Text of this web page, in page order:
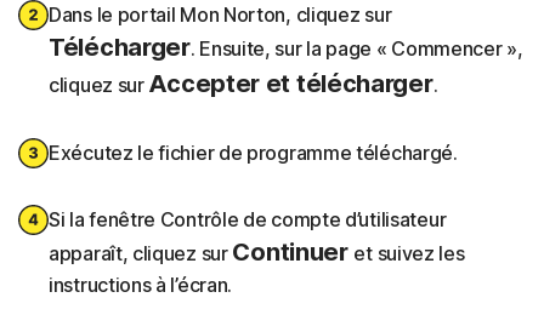
Dans le portail Mon Norton, cliquez sur
Télécharger. Ensuite, sur la page « Commencer »,
cliquez sur Accepter et télécharger.
Exécutez le fichier de programme téléchargé.
Si la fenêtre Contrôle de compte d’utilisateur
apparaît, cliquez sur Continuer et suivez les
instructions à l’écran.